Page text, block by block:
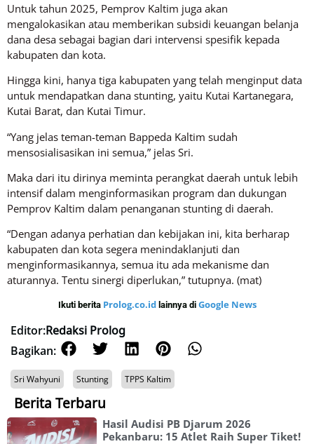
Untuk tahun 2025, Pemprov Kaltim juga akan
mengalokasikan atau memberikan subsidi keuangan belanja
dana desa sebagai bagian dari intervensi spesifik kepada
kabupaten dan kota.
Hingga kini, hanya tiga kabupaten yang telah menginput data
untuk mendapatkan dana stunting, yaitu Kutai Kartanegara,
Kutai Barat, dan Kutai Timur.
“Yang jelas teman-teman Bappeda Kaltim sudah
mensosialisasikan ini semua,” jelas Sri.
Maka dari itu dirinya meminta perangkat daerah untuk lebih
intensif dalam menginformasikan program dan dukungan
Pemprov Kaltim dalam penanganan stunting di daerah.
“Dengan adanya perhatian dan kebijakan ini, kita berharap
kabupaten dan kota segera menindaklanjuti dan
menginformasikannya, semua itu ada mekanisme dan
aturannya. Tentu sinergi diperlukan,” tutupnya. (mat)
Ikuti berita Prolog.co.id lainnya di Google News
Editor:Redaksi Prolog
Bagikan:
Sri Wahyuni Stunting TPPS Kaltim
Berita Terbaru
Hasil Audisi PB Djarum 2026
Pekanbaru: 15 Atlet Raih Super Tiket!